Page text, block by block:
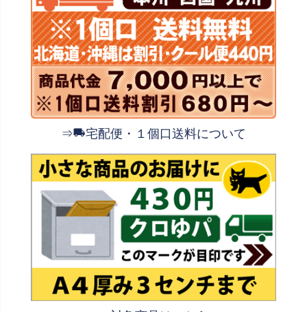
⇒ 宅配便・１個口送料について